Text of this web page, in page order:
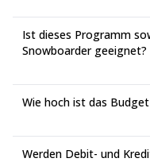
Ist dieses Programm
Snowboarder geeignet?
Wie hoch ist das
Werden Debit- und